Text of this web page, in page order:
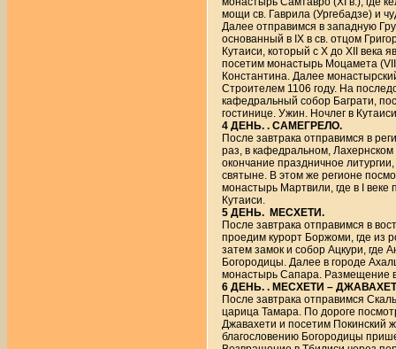
мощи св. Гаврила (Ургебадзе) и
Далее отправимся в западную
основанный в IX в св. отцом
Кутаиси, который с X до XII века
посетим монастырь Моцамета
Константина. Далее
Строителем 1106 году. На
кафедральный собор Баграти,
гостинице. Ужин. Ночлег в
4 ДЕНЬ. . САМЕГРЕЛО.
После завтрака отправимся в
раз, в кафедральном,
окончание праздничное
святыне. В этом же регионе
монастырь Мартвили, где в I
Кутаиси.
5 ДЕНЬ. МЕСХЕТИ.
После завтрака отправимся в
проедим курорт Боржоми, где из
затем замок и собор Ацкури, где
Богородицы. Далее в городе
монастырь Сапара. Размещение
6 ДЕНЬ. . МЕСХЕТИ –
После завтрака отправимся
царица Тамара. По дороге
Джавахети и посетим Покинский
благословению Богородицы